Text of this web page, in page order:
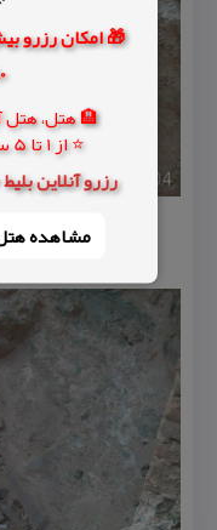
🏨 هتل، هتل
⭐ از 1 تا 5 ستاره | فولبرد | نزدیک حرم
رزرو آنلاین
مشاهده